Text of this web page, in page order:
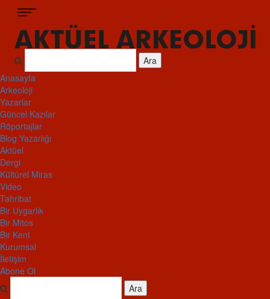
Ara
Anasayfa
Arkeoloji
Yazarlar
Güncel Kazılar
Röportajlar
Blog Yazarlığı
Aktüel
Dergi
Kültürel Miras
Video
Tahribat
Bir Uygarlık
Bir Mitos
Bir Kent
Kurumsal
İletişim
Abone Ol
Ara